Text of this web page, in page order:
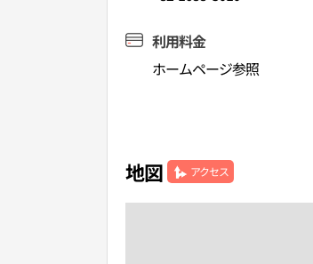
利用料金
ホームページ参照
地図 アクセス